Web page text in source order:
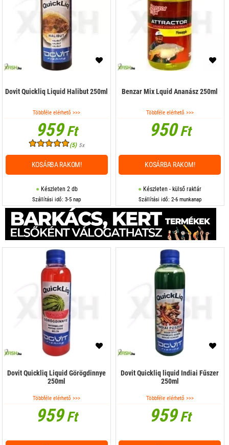
Dovit Quickliq Liquid Halibut 250ml
Többféle elérhető >>>
959Ft
(5) 5x
Készleten 2 db
Szállítási idő: 3-5 nap
KOSÁRBA RAKOM!
Benzar Mix Lquid Ananász 250ml
Többféle elérhető >>>
950Ft
Készleten - külső raktár
Szállítási idő: 2-6 munkanap
KOSÁRBA RAKOM!
Dovit Quickliq Liquid Görögdinnye
250ml
Többféle elérhető >>>
959Ft
Dovit Quickliq liquid Indiai Fűszer
250ml
Többféle elérhető >>>
959Ft